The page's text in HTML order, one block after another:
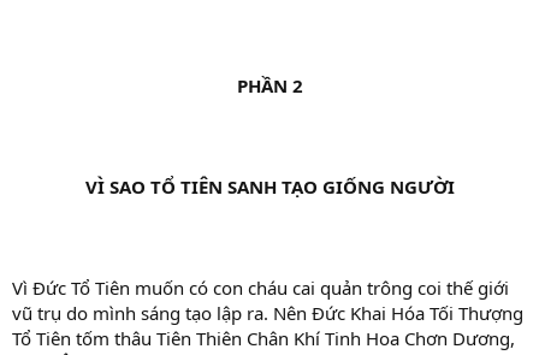
PHẦN 2
VÌ SAO TỔ TIÊN SANH TẠO GIỐNG NGƯỜI
Vì Đức Tổ Tiên muốn có con cháu cai quản trông coi thế giới
vũ trụ do mình sáng tạo lập ra. Nên Đức Khai Hóa Tối Thượng
Tổ Tiên tốm thâu Tiên Thiên Chân Khí Tinh Hoa Chơn Dương,